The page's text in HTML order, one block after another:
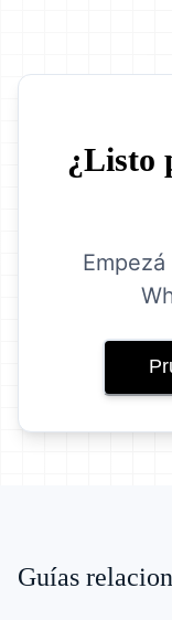
¿Listo
Guías